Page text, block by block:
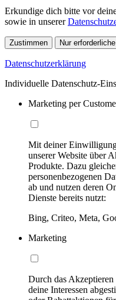
Erkundige dich bitte vor
sowie in unserer
Zustimmen Nur erforderliche
Datenschutzerklärung
Individuelle Datenschutz-
Marketing per
Mit deiner
unserer Website über
Produkte. Dazu
personenbezogenen
ab und nutzen deren
Dienste bereits nutzt:
Bing, Criteo, Meta,
Marketing
Durch das
deine Interessen